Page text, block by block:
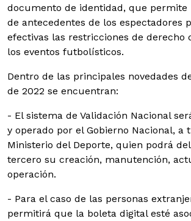
documento de identidad, que permite
de antecedentes de los espectadores
efectivas las restricciones de derecho
los eventos futbolísticos.
Dentro de las principales novedades
de 2022 se encuentran:
- El sistema de Validación Nacional
y operado por el Gobierno Nacional, a
Ministerio del Deporte, quien podrá
tercero su creación, manutención,
operación.
- Para el caso de las personas
permitirá que la boleta digital esté